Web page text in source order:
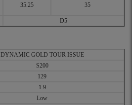
35.25 35
D5
DYNAMIC GOLD TOUR ISSUE
S200
129
1.9
Low